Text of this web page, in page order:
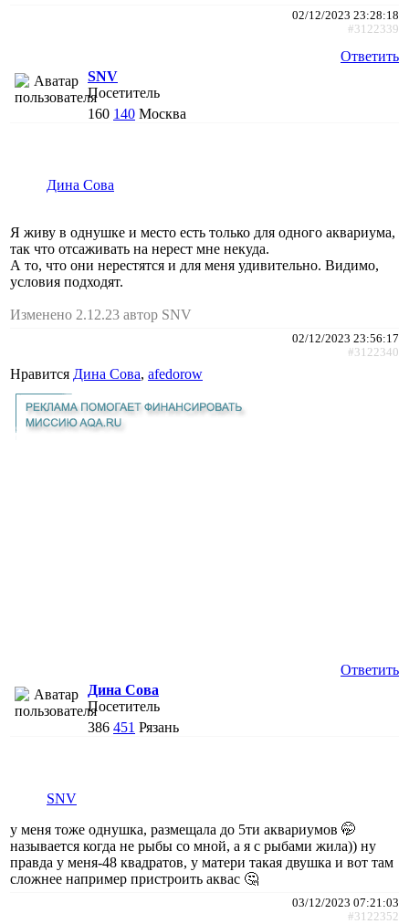
02/12/2023 23:28:18
#3122339
Ответить
SNV
Посетитель
160 140 Москва
Дина Сова
Я живу в однушке и место есть только для одного аквариума,
так что отсаживать на нерест мне некуда.
А то, что они нерестятся и для меня удивительно. Видимо,
условия подходят.
Изменено 2.12.23 автор SNV
02/12/2023 23:56:17
#3122340
Нравится Дина Сова, afedorow
Ответить
Дина Сова
Посетитель
386 451 Рязань
SNV
у меня тоже однушка, размещала до 5ти аквариумов 🤭
называется когда не рыбы со мной, а я с рыбами жила)) ну
правда у меня-48 квадратов, у матери такая двушка и вот там
сложнее например пристроить аквас 🤔
03/12/2023 07:21:03
#3122352